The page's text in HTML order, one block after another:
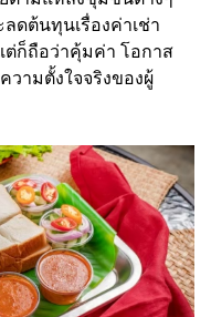
ดต้นทุนเรื่องค่าเช่า
ก็ถือว่าคุ้มค่า โอกาส
วามตั้งใจจริงของผู้